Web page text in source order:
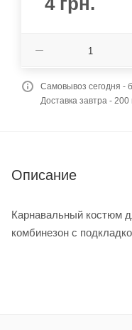
Самовывоз сегодня -
Доставка завтра - 200
Описание
Карнавальный костюм
комбинезон с